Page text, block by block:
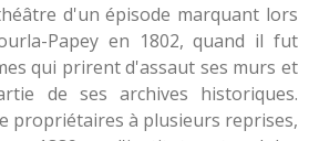
d'un épisode marquant lors
Papey en 1802, quand il fut
qui prirent d'assaut ses murs et
de ses archives historiques.
propriétaires à plusieurs reprises,